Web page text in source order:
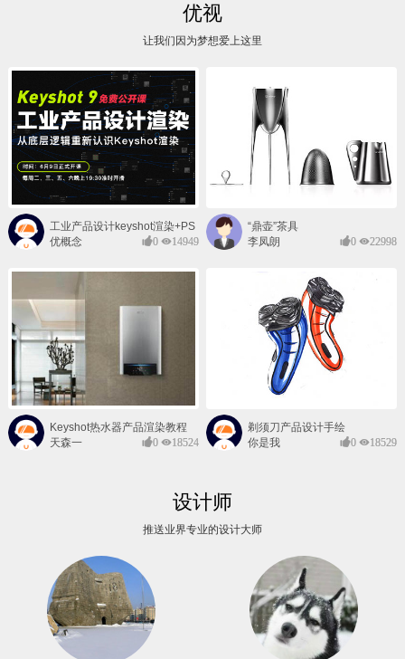
优视
让我们因为梦想爱上这里
工业产品设计keyshot渲染+PS
后期班
优概念 0 14949
“鼎壶”茶具
李凤朗
0 22998
Keyshot热水器产品渲染教程
天森一
0 18524
剃须刀产品设计手绘
你是我
0 18529
设计师
推送业界专业的设计大师